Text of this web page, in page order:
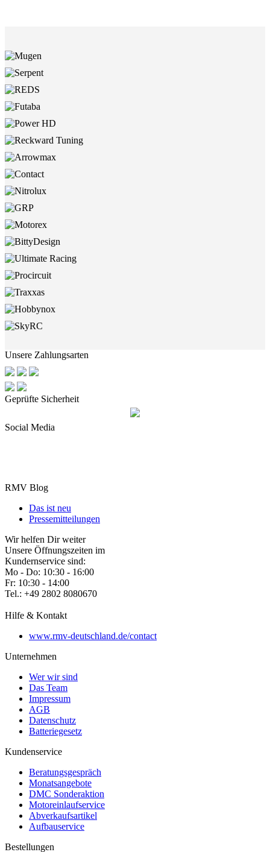
Unsere Zahlungsarten
Geprüfte Sicherheit
Social Media
RMV Blog
Das ist neu
Pressemitteilungen
Wir helfen Dir weiter
Unsere Öffnungszeiten im
Kundernservice sind:
Mo - Do: 10:30 - 16:00
Fr: 10:30 - 14:00
Tel.: +49 2802 8080670
Hilfe & Kontakt
www.rmv-deutschland.de/contact
Unternehmen
Wer wir sind
Das Team
Impressum
AGB
Datenschutz
Batteriegesetz
Kundenservice
Beratungsgespräch
Monatsangebote
DMC Sonderaktion
Motoreinlaufservice
Abverkaufsartikel
Aufbauservice
Bestellungen